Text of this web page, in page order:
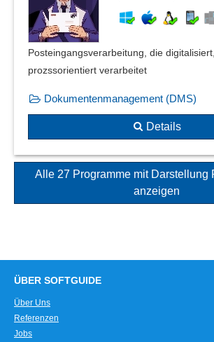
Posteingangsverarbeitung, die
prozssorientiert verarbeitet
Dokumentenmanagement (DMS)
Details
Alle 27 Programme mit Darstellung
anzeigen
ÜBER SOFTGUIDE
Über Uns
Referenzen
Jobs